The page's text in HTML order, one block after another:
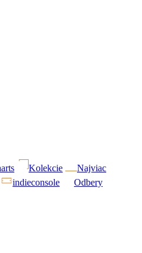
Kolekcie
Najviac
indieconsole Odbery